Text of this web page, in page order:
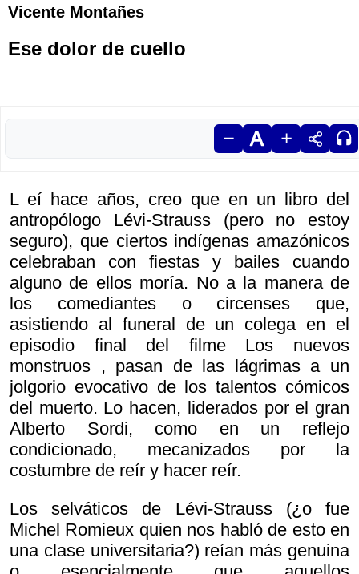
Vicente Montañes
Ese dolor de cuello
L eí hace años, creo que en un libro del
antropólogo Lévi-Strauss (pero no estoy
seguro), que ciertos indígenas amazónicos
celebraban con fiestas y bailes cuando
alguno de ellos moría. No a la manera de
los comediantes o circenses que,
asistiendo al funeral de un colega en el
episodio final del filme Los nuevos
monstruos , pasan de las lágrimas a un
jolgorio evocativo de los talentos cómicos
del muerto. Lo hacen, liderados por el gran
Alberto Sordi, como en un reflejo
condicionado, mecanizados por la
costumbre de reír y hacer reír.
Los selváticos de Lévi-Strauss (¿o fue
Michel Romieux quien nos habló de esto en
una clase universitaria?) reían más genuina